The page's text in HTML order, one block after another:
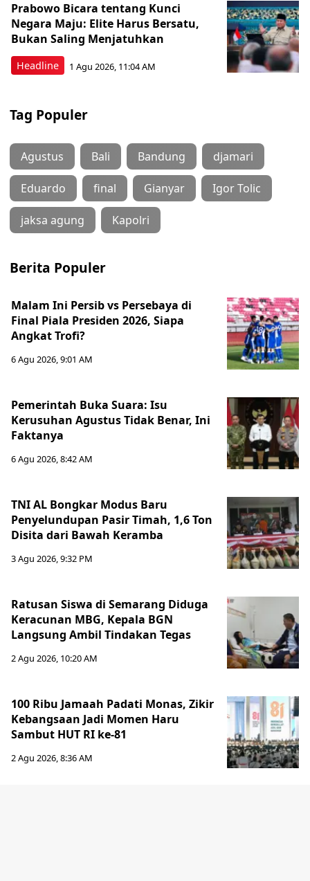
Headline
Prabowo Bicara tentang Kunci
Negara Maju: Elite Harus Bersatu,
Bukan Saling Menjatuhkan
1 Agu 2026, 11:04 AM
Tag Populer
Agustus Bali Bandung djamari
Eduardo final Gianyar Igor Tolic
jaksa agung Kapolri
Berita Populer
Malam Ini Persib vs Persebaya di
Final Piala Presiden 2026, Siapa
Angkat Trofi?
6 Agu 2026, 9:01 AM
Pemerintah Buka Suara: Isu
Kerusuhan Agustus Tidak Benar, Ini
Faktanya
6 Agu 2026, 8:42 AM
TNI AL Bongkar Modus Baru
Penyelundupan Pasir Timah, 1,6 Ton
Disita dari Bawah Keramba
3 Agu 2026, 9:32 PM
Ratusan Siswa di Semarang Diduga
Keracunan MBG, Kepala BGN
Langsung Ambil Tindakan Tegas
2 Agu 2026, 10:20 AM
100 Ribu Jamaah Padati Monas, Zikir
Kebangsaan Jadi Momen Haru
Sambut HUT RI ke-81
2 Agu 2026, 8:36 AM